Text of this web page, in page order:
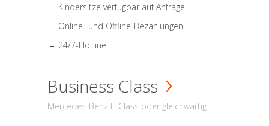
Kindersitze verfügbar auf Anfrage
Online- und Offline-Bezahlungen
24/7-Hotline
Business Class
Mercedes-Benz E-Class oder gleichwärtig